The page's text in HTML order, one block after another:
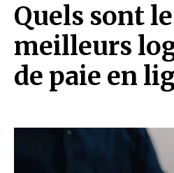
Quels sont
meilleurs
de paie en